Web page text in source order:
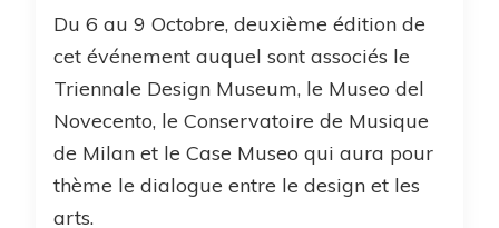
Du 6 au 9 Octobre, deuxième édition de
cet événement auquel sont associés le
Triennale Design Museum, le Museo del
Novecento, le Conservatoire de Musique
de Milan et le Case Museo qui aura pour
thème le dialogue entre le design et les
arts.